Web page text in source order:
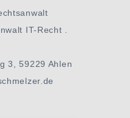
IT-Recht .
3, 59229 Ahlen